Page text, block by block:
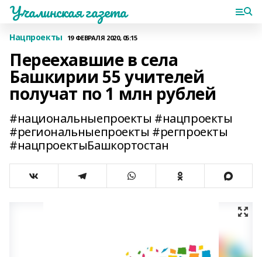
Учалинская газета
Нацпроекты 19 ФЕВРАЛЯ 2020, 05:15
Переехавшие в села
Башкирии 55 учителей
получат по 1 млн рублей
#национальныепроекты #нацпроекты
#региональныепроекты #регпроекты
#нацпроектыБашкортостан